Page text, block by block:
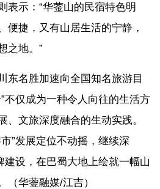
表示：“华蓥山的民宿特色明
便捷，又有山居生活的宁静，
之地。”
东名胜加速向全国知名旅游目
不仅成为一种令人向往的生活方
、文旅深度融合的生动实践。
”发展定位不动摇，继续深
建设，在巴蜀大地上绘就一幅山
（华蓥融媒/江吉）